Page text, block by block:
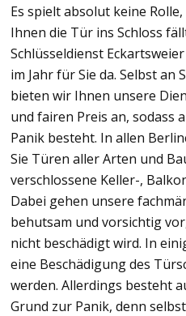
Es spielt absolut keine
Ihnen die Tür ins Schloss
Schlüsseldienst
im Jahr für Sie da. Selbst an
bieten wir Ihnen unsere
und fairen Preis an, sodass
Panik besteht. In allen
Sie Türen aller Arten und
verschlossene Keller-,
Dabei gehen unsere
behutsam und vorsichtig
nicht beschädigt wird. In
eine Beschädigung des
werden. Allerdings besteht
Grund zur Panik, denn